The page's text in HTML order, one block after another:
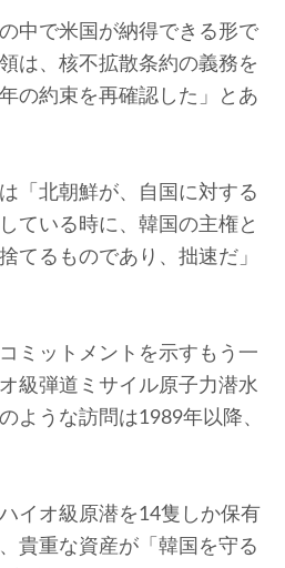
中で米国が納得できる形で
は、核不拡散条約の義務を
の約束を再確認した」とあ
「北朝鮮が、自国に対する
ている時に、韓国の主権と
てるものであり、拙速だ」
ミットメントを示すもう一
級弾道ミサイル原子力潜水
ような訪問は1989年以降、
イオ級原潜を14隻しか保有
貴重な資産が「韓国を守る